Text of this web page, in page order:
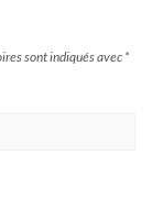
sont indiqués avec *